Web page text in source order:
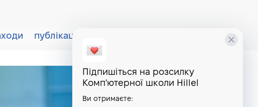
публікації
Підпишіться на розсилку
Комп'ютерної школи Hillel
Ви отримаєте: